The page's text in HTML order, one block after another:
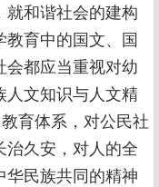
和谐社会的建构
育中的国文、国
都应当重视对幼
人文知识与人文精
育体系，对公民社
久安，对人的全
民族共同的精神